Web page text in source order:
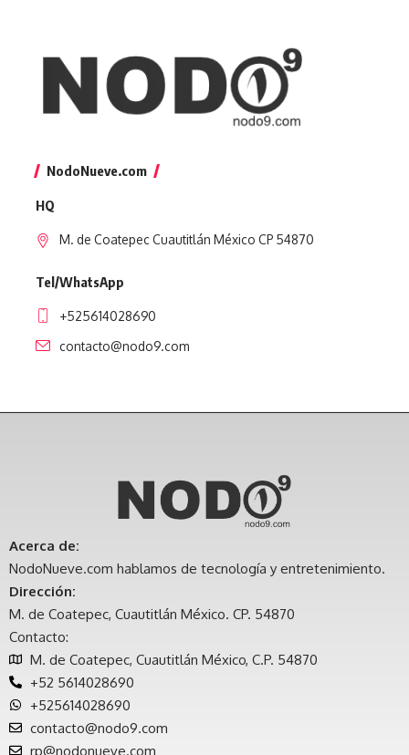
NodoNueve.com
HQ
M. de Coatepec Cuautitlán México CP 54870
Tel/WhatsApp
+525614028690
contacto@nodo9.com
Acerca de:
NodoNueve.com hablamos de tecnología y entretenimiento.
Dirección:
M. de Coatepec, Cuautitlán México. CP. 54870
Contacto:
M. de Coatepec, Cuautitlán México, C.P. 54870
+52 5614028690
+525614028690
contacto@nodo9.com
rp@nodonueve.com